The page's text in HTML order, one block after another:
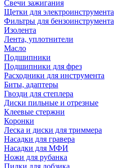
Свечи зажигания
Щетки для электроинструмента
Фильтры для бензоинструмента
Изолента
Лента, уплотнители
Масло
Подшипники
Подшипники для фрез
Расходники для инструмента
Биты, адаптеры
Гвозди для степлера
Диски пильные и отрезные
Клеевые стержни
Коронки
Леска и диски для триммера
Насадки для гравера
Насадки для МФИ
Ножи для рубанка
Пилки для лобзика